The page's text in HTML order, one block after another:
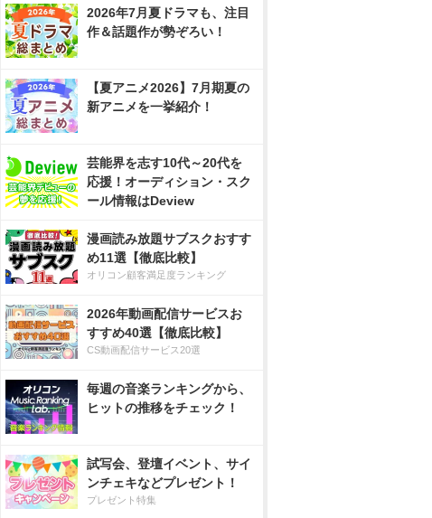
2026年7月夏ドラマも、注目
作＆話題作が勢ぞろい！
【夏アニメ2026】7月期夏の
新アニメを一挙紹介！
芸能界を志す10代～20代を
応援！オーディション・スク
ール情報はDeview
漫画読み放題サブスクおすす
め11選【徹底比較】
オリコン顧客満足度ランキング
2026年動画配信サービスお
すすめ40選【徹底比較】
CS動画配信サービス20選
毎週の音楽ランキングから、
ヒットの推移をチェック！
試写会、登壇イベント、サイ
ンチェキなどプレゼント！
プレゼント特集